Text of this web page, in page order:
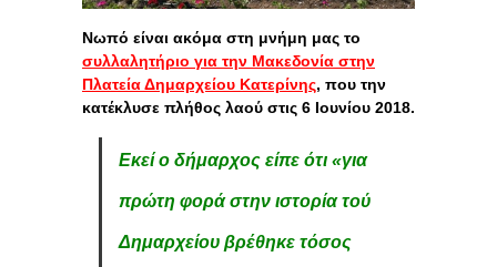
Νωπό είναι ακόμα στη μνήμη μας το
συλλαλητήριο για την Μακεδονία στην
Πλατεία Δημαρχείου Κατερίνης, που την
κατέκλυσε πλήθος λαού στις 6 Ιουνίου 2018.
Εκεί ο δήμαρχος είπε ότι «για
πρώτη φορά στην ιστορία τού
Δημαρχείου βρέθηκε τόσος